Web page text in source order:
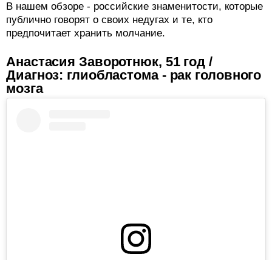
В нашем обзоре - российские знаменитости, которые
публично говорят о своих недугах и те, кто
предпочитает хранить молчание.
Анастасия Заворотнюк, 51 год /
Диагноз: глиобластома - рак головного
мозга